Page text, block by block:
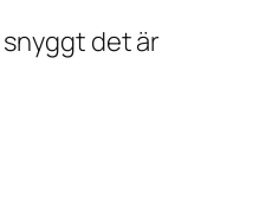
det är